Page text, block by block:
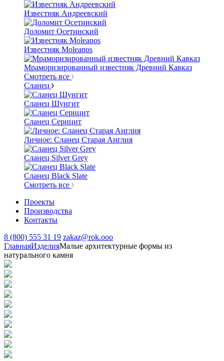
Известняк Андреевский
Доломит Осетинский
Известняк Moleanos
Мраморизированный известняк Древний Кавказ
Смотреть все
Сланец
Сланец Шунгит
Сланец Серицит
Личное: Сланец Старая Англия
Сланец Silver Grey
Сланец Black Slate
Смотреть все
Проекты
Производства
Контакты
8 (800) 555 31 19 zakaz@rok.ooo
ГлавнаяИзделияМалые архитектурные формы из
натурального камня